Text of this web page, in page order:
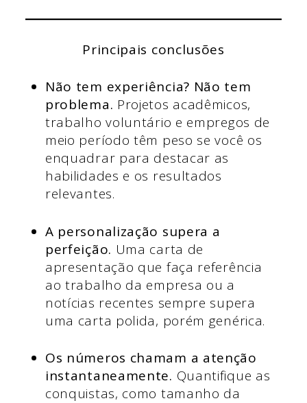
Principais conclusões
Não tem experiência? Não tem
problema. Projetos acadêmicos,
trabalho voluntário e empregos de
meio período têm peso se você os
enquadrar para destacar as
habilidades e os resultados
relevantes.
A personalização supera a
perfeição. Uma carta de
apresentação que faça referência
ao trabalho da empresa ou a
notícias recentes sempre supera
uma carta polida, porém genérica.
Os números chamam a atenção
instantaneamente. Quantifique as
conquistas, como tamanho da